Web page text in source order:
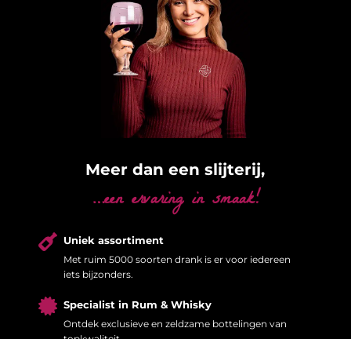
Meer dan een slijterij,
…een ervaring in smaak!
 Uniek assortiment
Met ruim 5000 soorten drank is er voor iedereen
iets bijzonders.
 Specialist in Rum & Whisky
Ontdek exclusieve en zeldzame bottelingen van